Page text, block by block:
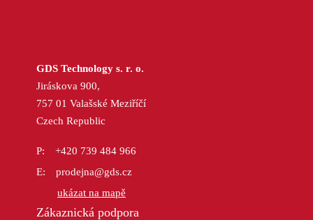
GDS Technology s. r. o.
Jiráskova 900,
757 01 Valašské Meziříčí
Czech Republic
+420 739 484 966
prodejna@gds.cz
ukázat na mapě
Zákaznická podpora